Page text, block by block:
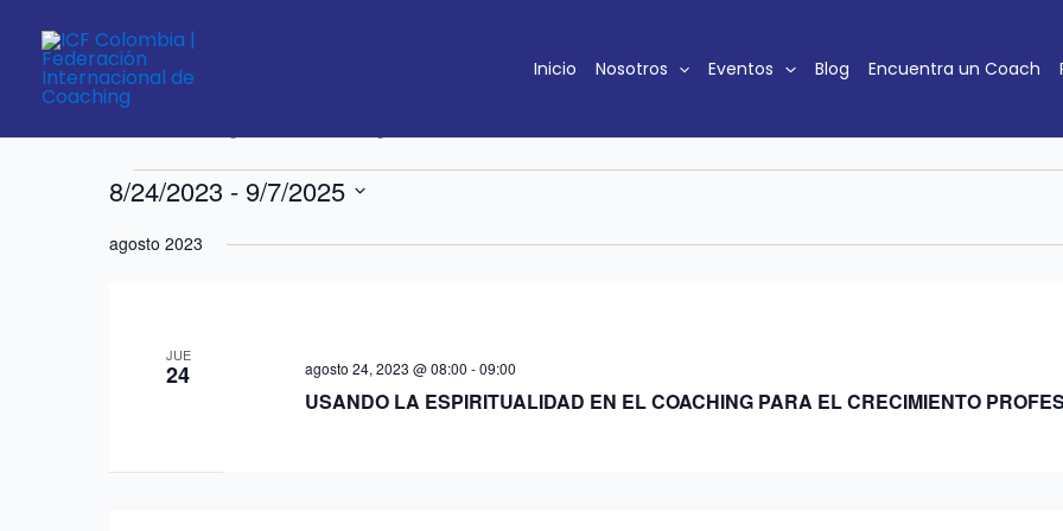
contenido
Inicio Nosotros Eventos Blog Encuentra un Coach
Congreso de Coaching
Eventos
8/24/2023 - 9/7/2025
fecha.
agosto 2023
JUE
24
USANDO LA ESPIRITUALIDAD EN EL COACHING PARA EL CRECIMIENTO
agosto 24, 2023 @ 08:00 -09:00